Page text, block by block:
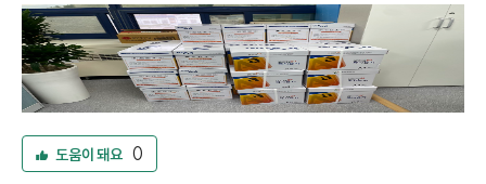
도움이 돼요 0